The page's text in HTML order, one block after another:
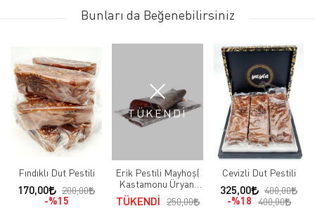
Bunları da Beğenebilirsiniz
Fındıklı Dut Pestili
170,00
200,00
%15
TÜKENDİ
Erik Pestili Mayhoş(
Kastamonu Üryani
Eriği )
TÜKENDİ 250,00
Cevizli Dut Pestili
325,00
400,00
%18 400,00